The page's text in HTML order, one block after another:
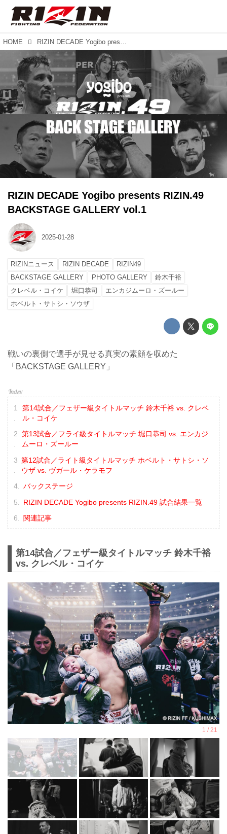
HOME RIZIN DECADE Yogibo presents RIZIN.49 BACKSTAGE GALLERY vol.1
RIZIN DECADE Yogibo presents RIZIN.49
BACKSTAGE GALLERY vol.1
2025-01-28
RIZINニュース RIZIN DECADE
RIZIN49
BACKSTAGE GALLERY
PHOTO GALLERY
鈴木千裕
クレベル・コイケ
堀口恭司
エンカジムーロ・ズールー
ホベルト・サトシ・ソウザ
戦いの裏側で選手が見せる真実の素顔を収めた
「BACKSTAGE GALLERY」
第14試合／フェザー級タイトルマッチ 鈴木千裕 vs. クレベ
ル・コイケ
第13試合／フライ級タイトルマッチ 堀口恭司 vs. エンカジ
ムーロ・ズールー
第12試合／ライト級タイトルマッチ ホベルト・サトシ・ソ
ウザ vs. ヴガール・ケラモフ
バックステージ
RIZIN DECADE Yogibo presents RIZIN.49 試合結果一覧
関連記事
第14試合／フェザー級タイトルマッチ 鈴木千裕
vs. クレベル・コイケ